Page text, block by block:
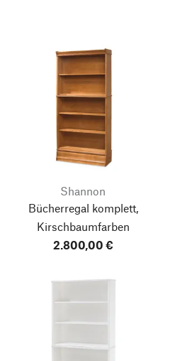
Shannon
Bücherregal komplett,
Kirschbaumfarben
2.800,00 €